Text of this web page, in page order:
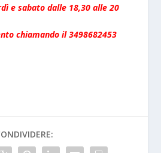
e sabato dalle 18,30 alle 20
chiamando il 3498682453